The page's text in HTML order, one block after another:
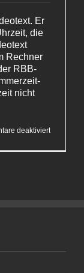
Er
die
Rechner
RBB-
nicht
deaktiviertfür